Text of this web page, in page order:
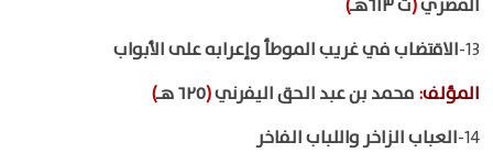
المصري(ت ٦١٣هـ
)
13- الاقتضاب في غريب الموطأ وإعرابه على الأبواب
المؤلف: محمد بن عبد الحق اليفرني(٦٢٥ هـ
)
14- العباب الزاخر واللباب الفاخر